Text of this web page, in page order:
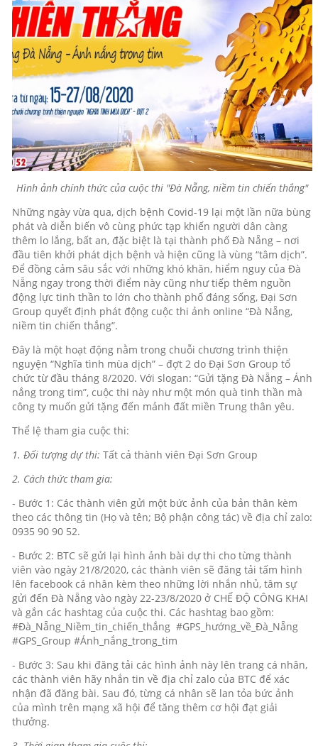
Hình ảnh chính thức của cuộc thi "Đà Nẵng, niềm tin chiến thắng"
Những ngày vừa qua, dịch bệnh Covid-19 lại một lần nữa bùng
phát và diễn biến vô cùng phức tạp khiến người dân càng
thêm lo lắng, bất an, đặc biệt là tại thành phố Đà Nẵng – nơi
đầu tiên khởi phát dịch bệnh và hiện cũng là vùng “tâm dịch”.
Để đồng cảm sâu sắc với những khó khăn, hiểm nguy của Đà
Nẵng ngay trong thời điểm này cũng như tiếp thêm nguồn
động lực tinh thần to lớn cho thành phố đáng sống, Đại Sơn
Group quyết định phát động cuộc thi ảnh online “Đà Nẵng,
niềm tin chiến thắng”.
Đây là một hoạt động nằm trong chuỗi chương trình thiện
nguyện “Nghĩa tình mùa dịch” – đợt 2 do Đại Sơn Group tổ
chức từ đầu tháng 8/2020. Với slogan: “Gửi tặng Đà Nẵng – Ánh
nắng trong tim”, cuộc thi này như một món quà tinh thần mà
công ty muốn gửi tặng đến mảnh đất miền Trung thân yêu.
Thể lệ tham gia cuộc thi:
1. Đối tượng dự thi: Tất cả thành viên Đại Sơn Group
2. Cách thức tham gia:
- Bước 1: Các thành viên gửi một bức ảnh của bản thân kèm
theo các thông tin (Họ và tên; Bộ phận công tác) về địa chỉ zalo:
0935 90 90 52.
- Bước 2: BTC sẽ gửi lại hình ảnh bài dự thi cho từng thành
viên vào ngày 21/8/2020, các thành viên sẽ đăng tải tấm hình
lên facebook cá nhân kèm theo những lời nhắn nhủ, tâm sự
gửi đến Đà Nẵng vào ngày 22-23/8/2020 ở CHẾ ĐỘ CÔNG KHAI
và gắn các hashtag của cuộc thi. Các hashtag bao gồm:
#Đà_Nẵng_Niềm_tin_chiến_thắng #GPS_hướng_về_Đà_Nẵng
#GPS_Group #Ánh_nắng_trong_tim
- Bước 3: Sau khi đăng tải các hình ảnh này lên trang cá nhân,
các thành viên hãy nhắn tin về địa chỉ zalo của BTC để xác
nhận đã đăng bài. Sau đó, từng cá nhân sẽ lan tỏa bức ảnh
của mình trên mạng xã hội để tăng thêm cơ hội đạt giải
thưởng.